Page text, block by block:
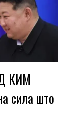
КИМ
сила што